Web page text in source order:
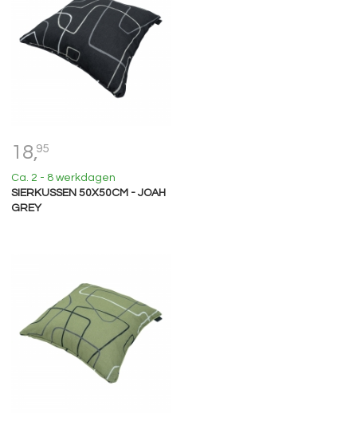
18,95
Ca. 2 - 8 werkdagen
SIERKUSSEN 50X50CM - JOAH
GREY